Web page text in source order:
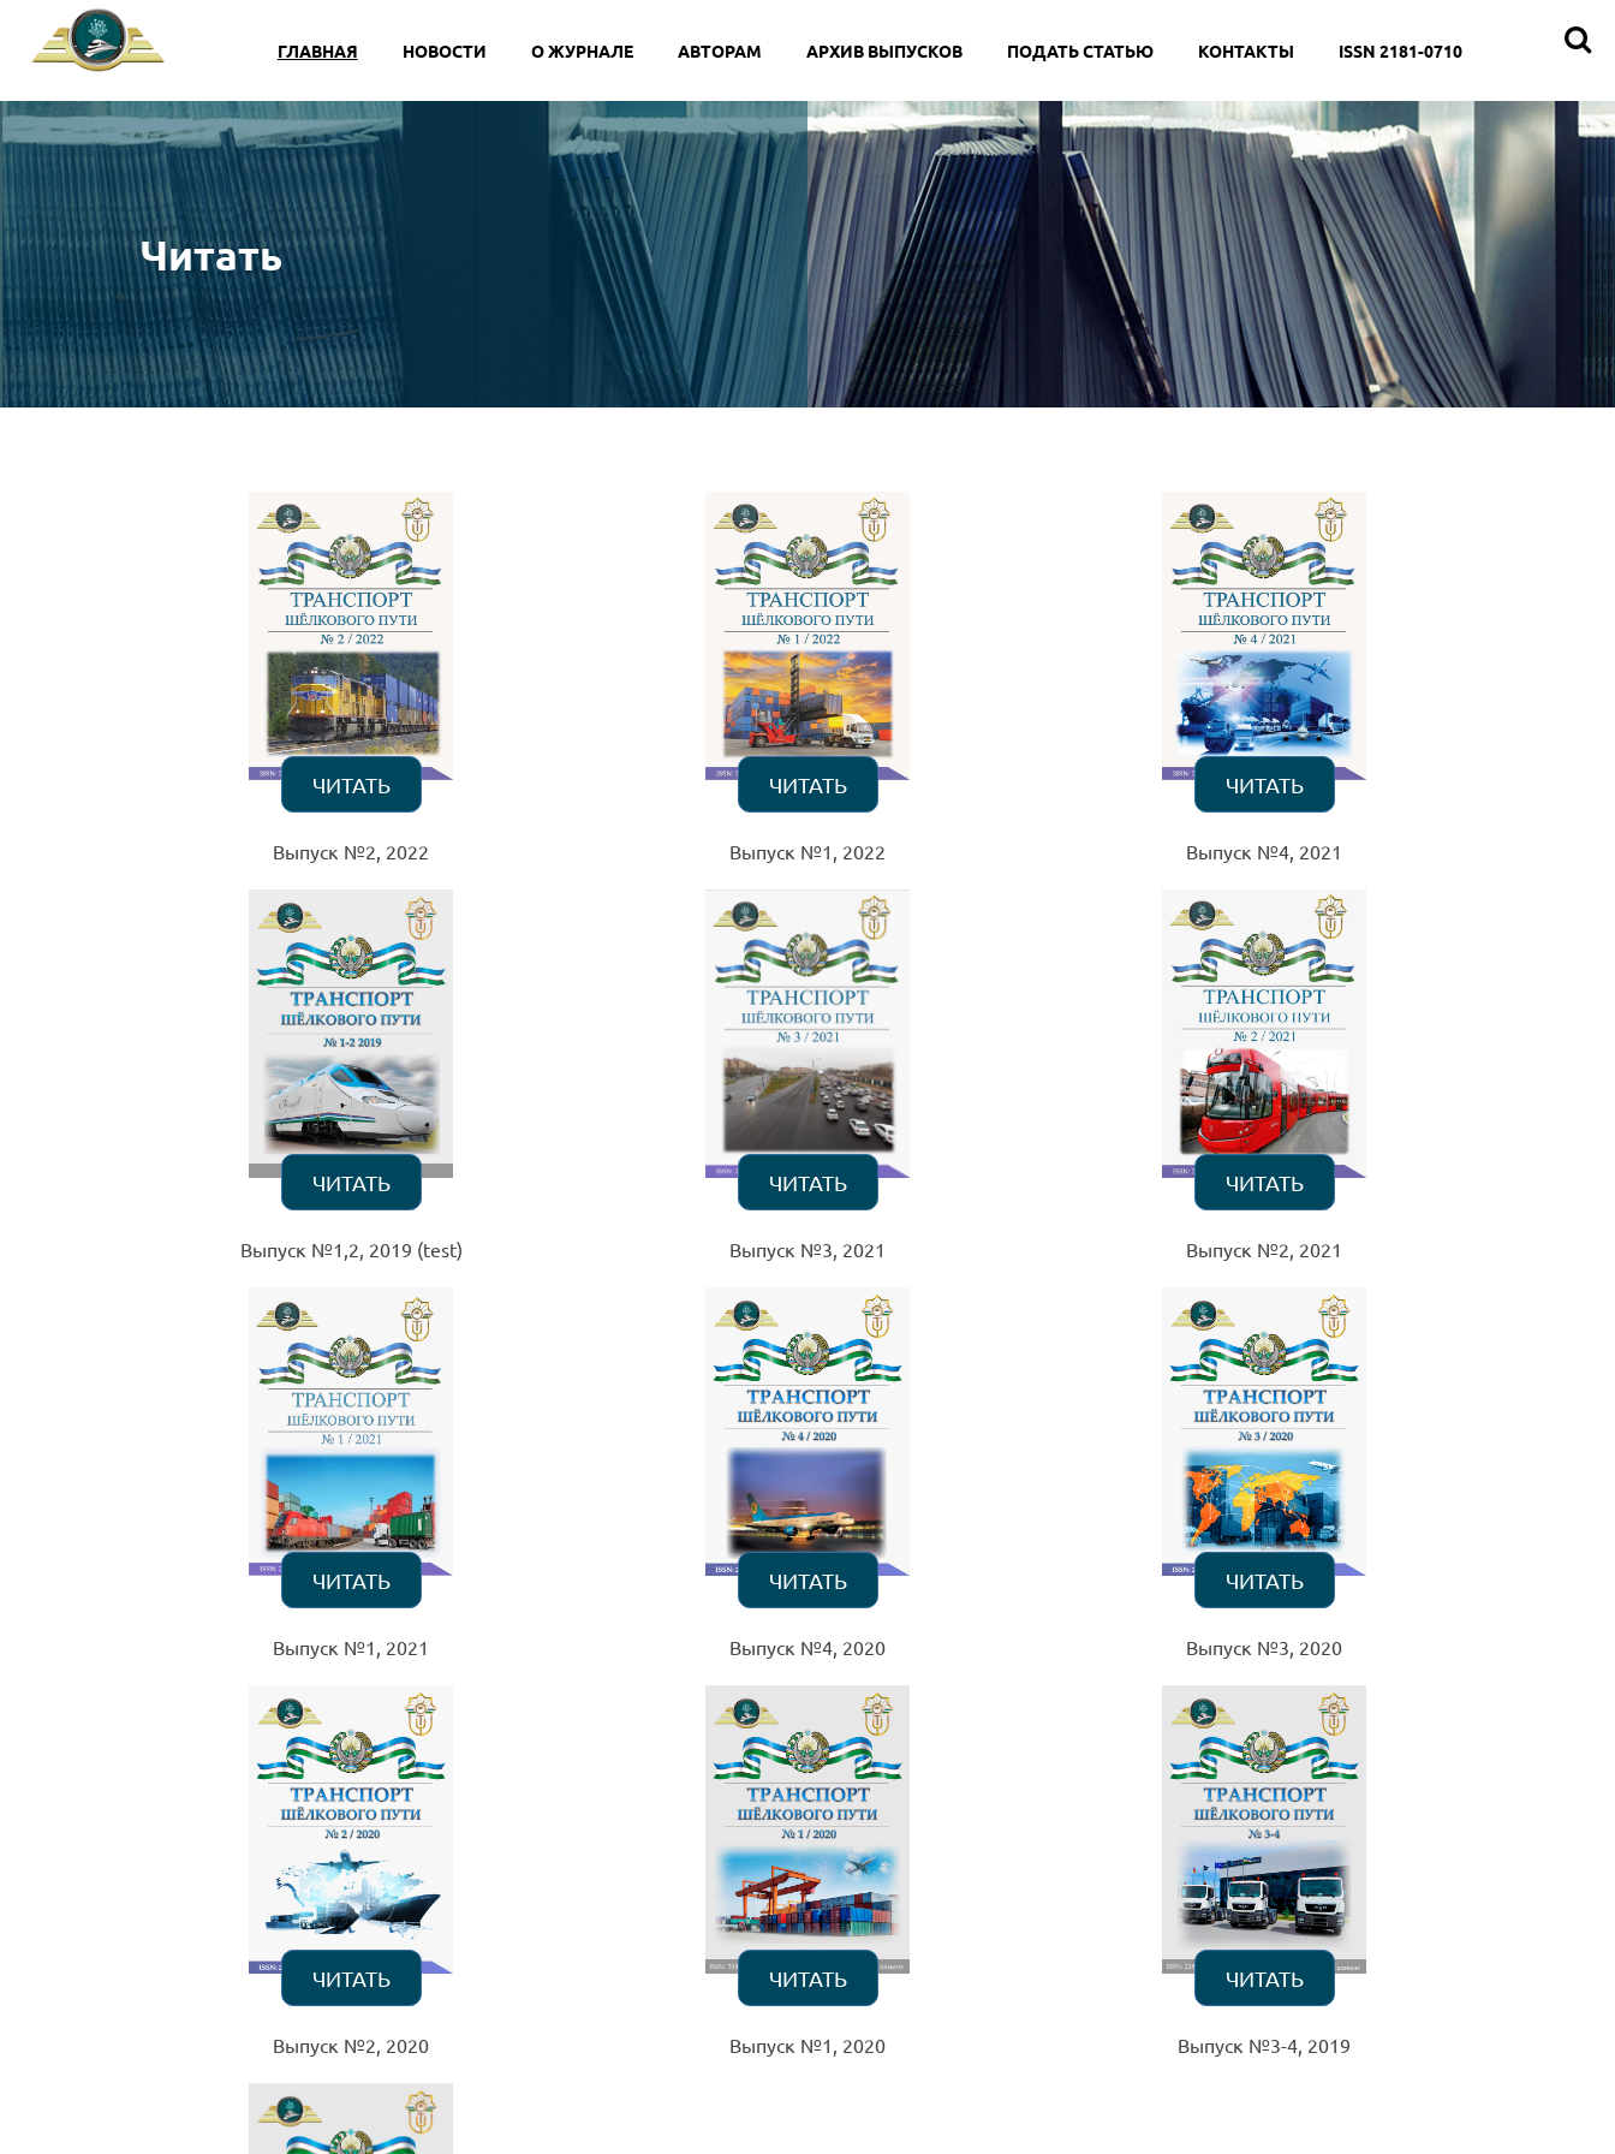
ГЛАВНАЯ НОВОСТИ O ЖУРНАЛЕ АВТОРАМ АРХИВ ВЫПУСКОВ ПОДАТЬ СТАТЬЮ КОНТАКТЫ ISSN 2181-0710
Читать
ЧИТАТЬ
Выпуск №2, 2022
ЧИТАТЬ
Выпуск №1, 2022
ЧИТАТЬ
Выпуск №4, 2021
ЧИТАТЬ
Выпуск №1,2, 2019 (test)
ЧИТАТЬ
Выпуск №3, 2021
ЧИТАТЬ
Выпуск №2, 2021
ЧИТАТЬ
Выпуск №1, 2021
ЧИТАТЬ
Выпуск №4, 2020
ЧИТАТЬ
Выпуск №3, 2020
ЧИТАТЬ
Выпуск №2, 2020
ЧИТАТЬ
Выпуск №1, 2020
ЧИТАТЬ
Выпуск №3-4, 2019